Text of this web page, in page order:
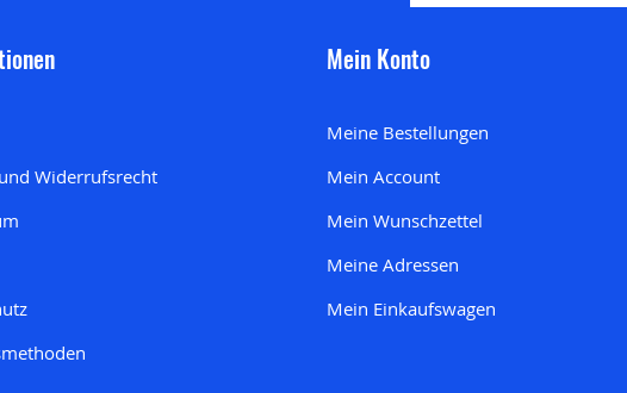
Widerrufsrecht
Mein Konto
Meine Bestellungen
Mein Account
Mein Wunschzettel
Meine Adressen
Mein Einkaufswagen